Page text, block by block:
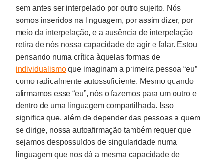
sem antes ser interpelado por outro sujeito. Nós
somos inseridos na linguagem, por assim dizer, por
meio da interpelação, e a ausência de interpelação
retira de nós nossa capacidade de agir e falar. Estou
pensando numa crítica àquelas formas de
individualismo que imaginam a primeira pessoa “eu”
como radicalmente autossuficiente. Mesmo quando
afirmamos esse “eu”, nós o fazemos para um outro e
dentro de uma linguagem compartilhada. Isso
significa que, além de depender das pessoas a quem
se dirige, nossa autoafirmação também requer que
sejamos despossuídos de singularidade numa
linguagem que nos dá a mesma capacidade de